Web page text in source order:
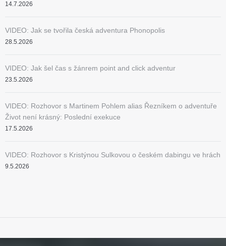
14.7.2026
VIDEO: Jak se tvořila česká adventura Phonopolis
28.5.2026
VIDEO: Jak šel čas s žánrem point and click adventur
23.5.2026
VIDEO: Rozhovor s Martinem Pohlem alias Řezníkem o adventuře
Život není krásný: Poslední exekuce
17.5.2026
VIDEO: Rozhovor s Kristýnou Sulkovou o českém dabingu ve hrách
9.5.2026